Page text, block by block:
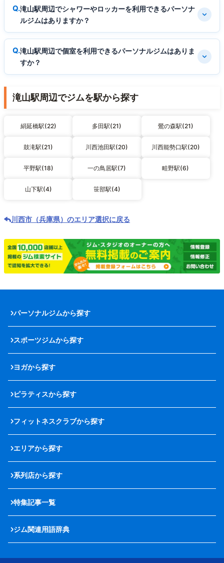
滝山駅周辺でシャワーやロッカーを利用できるパーソナ
ルジムはありますか？
滝山駅周辺で個室を利用できるパーソナルジムはありま
すか？
滝山駅周辺でジムを駅から探す
絹延橋駅(22) 多田駅(21) 鶯の森駅(21)
鼓滝駅(21) 川西池田駅(20) 川西能勢口駅(20)
平野駅(18) 一の鳥居駅(7) 畦野駅(6)
山下駅(4) 笹部駅(4)
川西市（兵庫県）のエリア選択に戻る
パーソナルジムから探す
スポーツジムから探す
ヨガから探す
ピラティスから探す
フィットネスクラブから探す
エリアから探す
系列店から探す
特集記事一覧
ジム関連用語辞典